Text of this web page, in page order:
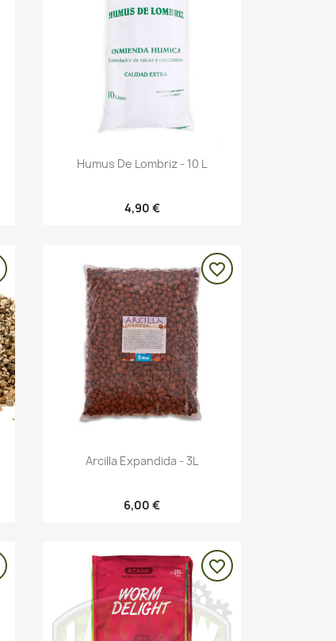
 Vista rápida
Humus De Lombriz - 10 L
4,90 €
Vista rápida
Arcilla Expandida - 3L
6,00 €
favorite_border
favorite_border